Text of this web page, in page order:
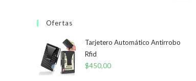
Ofertas
Tarjetero Automático Antirrobo
Rfid
$450,00